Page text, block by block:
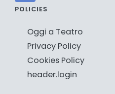
POLICIES
Oggi a Teatro
Privacy Policy
Cookies Policy
header.login